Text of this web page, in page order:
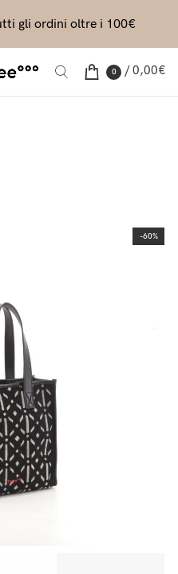
0 / 0,00€
-60%
gli ordini oltre i 100€